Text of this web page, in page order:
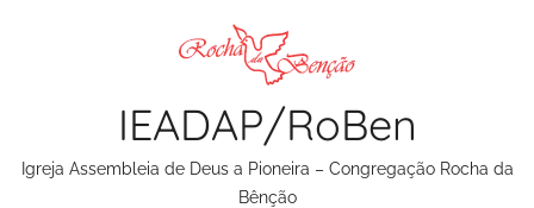
IEADAP/RoBen
Igreja Assembleia de Deus a Pioneira – Congregação Rocha da
Bênção